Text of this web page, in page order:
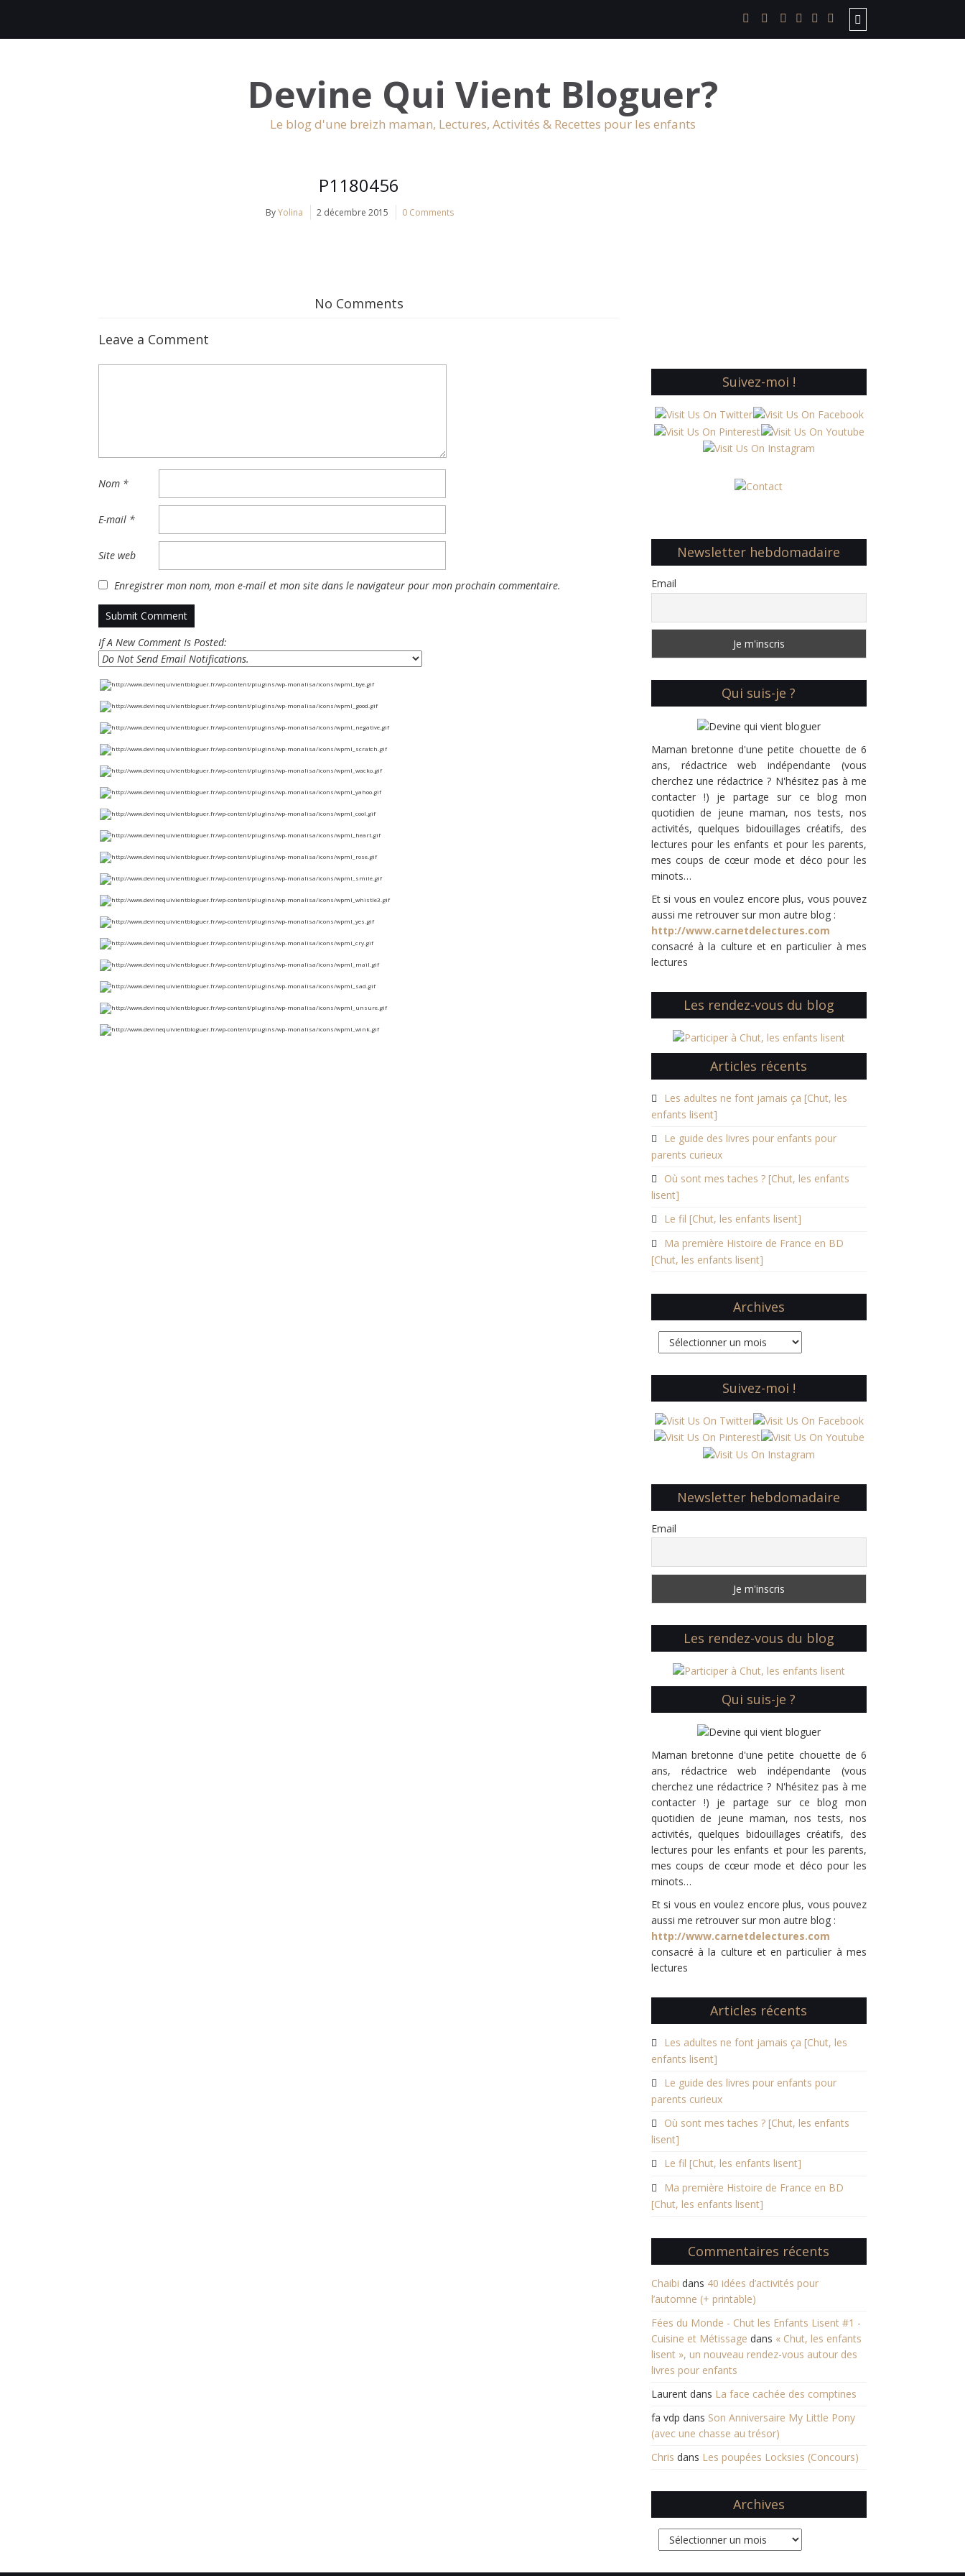
Devine Qui Vient Bloguer?
Le blog d'une breizh maman, Lectures, Activités & Recettes pour les enfants
P1180456
ByYolina 2 décembre 2015 0 Comments
No Comments
Leave a Comment
Nom *
E-mail *
Site web
Enregistrer mon nom, mon e-mail et mon site dans le navigateur pour mon prochain commentaire.
If A New Comment Is Posted:
Suivez-moi !
Newsletter hebdomadaire
Email
Qui suis-je ?
Maman bretonne d'une petite chouette de 6
ans, rédactrice web indépendante (vous
cherchez une rédactrice ? N'hésitez pas à me
contacter !) je partage sur ce blog mon
quotidien de jeune maman, nos tests, nos
activités, quelques bidouillages créatifs, des
lectures pour les enfants et pour les parents,
mes coups de cœur mode et déco pour les
minots…
Et si vous en voulez encore plus, vous pouvez
aussi me retrouver sur mon autre blog :
http://www.carnetdelectures.com
consacré à la culture et en particulier à mes
lectures
Les rendez-vous du blog
Articles récents
Les adultes ne font jamais ça [Chut, les
enfants lisent]
Le guide des livres pour enfants pour
parents curieux
Où sont mes taches ? [Chut, les enfants
lisent]
Le fil [Chut, les enfants lisent]
Ma première Histoire de France en BD
[Chut, les enfants lisent]
Archives
Archives
Suivez-moi !
Newsletter hebdomadaire
Email
Les rendez-vous du blog
Qui suis-je ?
Maman bretonne d'une petite chouette de 6
ans, rédactrice web indépendante (vous
cherchez une rédactrice ? N'hésitez pas à me
contacter !) je partage sur ce blog mon
quotidien de jeune maman, nos tests, nos
activités, quelques bidouillages créatifs, des
lectures pour les enfants et pour les parents,
mes coups de cœur mode et déco pour les
minots…
Et si vous en voulez encore plus, vous pouvez
aussi me retrouver sur mon autre blog :
http://www.carnetdelectures.com
consacré à la culture et en particulier à mes
lectures
Articles récents
Les adultes ne font jamais ça [Chut, les
enfants lisent]
Le guide des livres pour enfants pour
parents curieux
Où sont mes taches ? [Chut, les enfants
lisent]
Le fil [Chut, les enfants lisent]
Ma première Histoire de France en BD
[Chut, les enfants lisent]
Commentaires récents
Chaibi dans 40 idées d’activités pour
l’automne (+ printable)
Fées du Monde - Chut les Enfants Lisent #1 -
Cuisine et Métissage dans « Chut, les enfants
lisent », un nouveau rendez-vous autour des
livres pour enfants
Laurentdans La face cachée des comptines
fa vdp dans Son Anniversaire My Little Pony
(avec une chasse au trésor)
Chris dans Les poupées Locksies (Concours)
Archives
Archives